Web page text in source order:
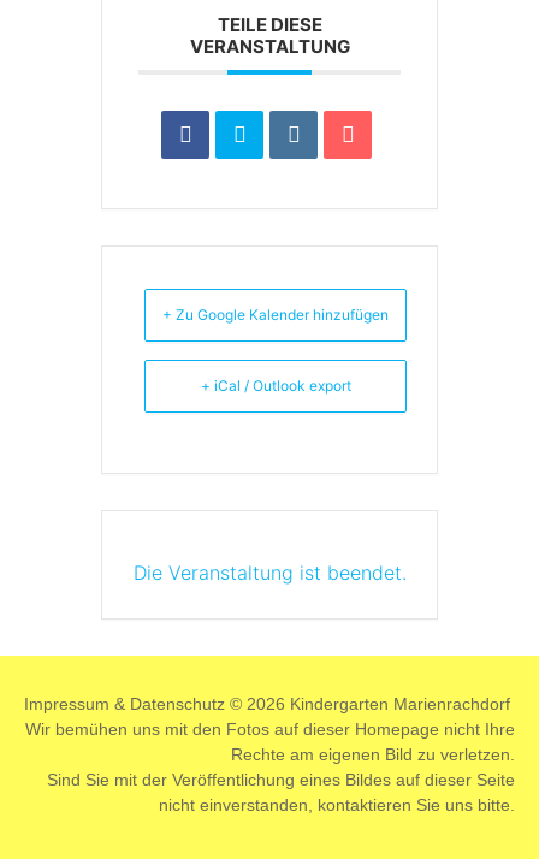
TEILE DIESE
VERANSTALTUNG
+ Zu Google Kalender hinzufügen
+ iCal / Outlook export
Die Veranstaltung ist beendet.
Impressum & Datenschutz © 2026 Kindergarten Marienrachdorf
Wir bemühen uns mit den Fotos auf dieser Homepage nicht Ihre
Rechte am eigenen Bild zu verletzen.
Sind Sie mit der Veröffentlichung eines Bildes auf dieser Seite
nicht einverstanden, kontaktieren Sie uns bitte.